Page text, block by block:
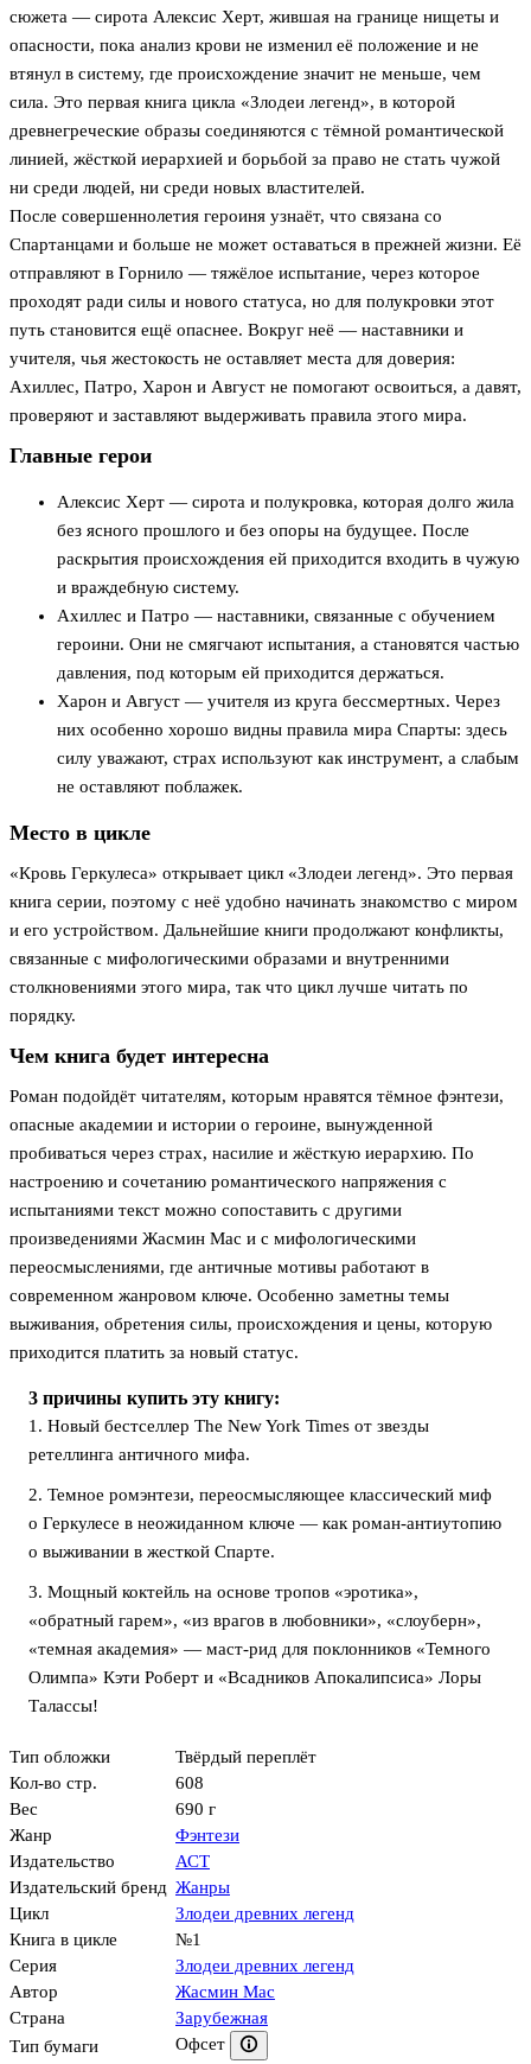
сюжета — сирота Алексис Херт, жившая на границе нищеты и
опасности, пока анализ крови не изменил её положение и не
втянул в систему, где происхождение значит не меньше, чем
сила. Это первая книга цикла «Злодеи легенд», в которой
древнегреческие образы соединяются с тёмной романтической
линией, жёсткой иерархией и борьбой за право не стать чужой
ни среди людей, ни среди новых властителей.
После совершеннолетия героиня узнаёт, что связана со
Спартанцами и больше не может оставаться в прежней жизни. Её
отправляют в Горнило — тяжёлое испытание, через которое
проходят ради силы и нового статуса, но для полукровки этот
путь становится ещё опаснее. Вокруг неё — наставники и
учителя, чья жестокость не оставляет места для доверия:
Ахиллес, Патро, Харон и Август не помогают освоиться, а давят,
проверяют и заставляют выдерживать правила этого мира.
Главные герои
Алексис Херт — сирота и полукровка, которая долго жила
без ясного прошлого и без опоры на будущее. После
раскрытия происхождения ей приходится входить в чужую
и враждебную систему.
Ахиллес и Патро — наставники, связанные с обучением
героини. Они не смягчают испытания, а становятся частью
давления, под которым ей приходится держаться.
Харон и Август — учителя из круга бессмертных. Через
них особенно хорошо видны правила мира Спарты: здесь
силу уважают, страх используют как инструмент, а слабым
не оставляют поблажек.
Место в цикле
«Кровь Геркулеса» открывает цикл «Злодеи легенд». Это первая
книга серии, поэтому с неё удобно начинать знакомство с миром
и его устройством. Дальнейшие книги продолжают конфликты,
связанные с мифологическими образами и внутренними
столкновениями этого мира, так что цикл лучше читать по
порядку.
Чем книга будет интересна
Роман подойдёт читателям, которым нравятся тёмное фэнтези,
опасные академии и истории о героине, вынужденной
пробиваться через страх, насилие и жёсткую иерархию. По
настроению и сочетанию романтического напряжения с
испытаниями текст можно сопоставить с другими
произведениями Жасмин Мас и с мифологическими
переосмыслениями, где античные мотивы работают в
современном жанровом ключе. Особенно заметны темы
выживания, обретения силы, происхождения и цены, которую
приходится платить за новый статус.
3 причины купить эту книгу:
1. Новый бестселлер The New York Times от звезды
ретеллинга античного мифа.
2. Темное ромэнтези, переосмысляющее классический миф
о Геркулесе в неожиданном ключе — как роман-антиутопию
о выживании в жесткой Спарте.
3. Мощный коктейль на основе тропов «эротика»,
«обратный гарем», «из врагов в любовники», «слоуберн»,
«темная академия» — маст-рид для поклонников «Темного
Олимпа» Кэти Роберт и «Всадников Апокалипсиса» Лоры
Талассы!
Тип обложки
Твёрдый переплёт
Кол-во стр.
608
Вес
690 г
Жанр
Фэнтези
Издательство
АСТ
Издательский бренд Жанры
Цикл
Злодеи древних легенд
Книга в цикле
№1
Серия
Злодеи древних легенд
Автор
Жасмин Мас
Страна
Зарубежная
Тип бумаги
Офсет